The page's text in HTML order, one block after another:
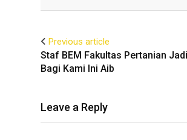
Previous article
Staf BEM Fakultas Pertanian
Bagi Kami Ini Aib
Leave a Reply